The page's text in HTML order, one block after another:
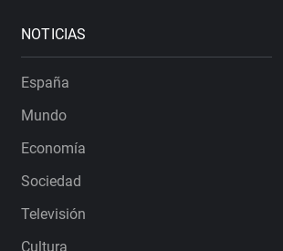
NOTICIAS
España
Mundo
Economía
Sociedad
Televisión
Cultura